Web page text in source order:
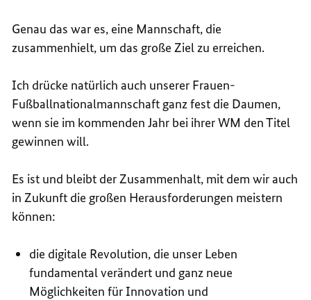
Genau das war es, eine Mannschaft, die
zusammenhielt, um das große Ziel zu erreichen.
Ich drücke natürlich auch unserer Frauen-
Fußballnationalmannschaft ganz fest die Daumen,
wenn sie im kommenden Jahr bei ihrer WM den Titel
gewinnen will.
Es ist und bleibt der Zusammenhalt, mit dem wir auch
in Zukunft die großen Herausforderungen meistern
können:
die digitale Revolution, die unser Leben
fundamental verändert und ganz neue
Möglichkeiten für Innovation und